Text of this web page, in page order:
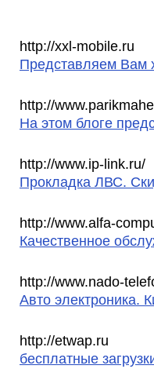
http://xxl-mobile.ru
Представляем Вам
http://
На этом блоге
http://www.ip-link.ru/
Прокладка ЛВС.
http://www.alfa-
Качественное
http://www.nado-
Авто электроника.
http://etwap.ru
бесплатные